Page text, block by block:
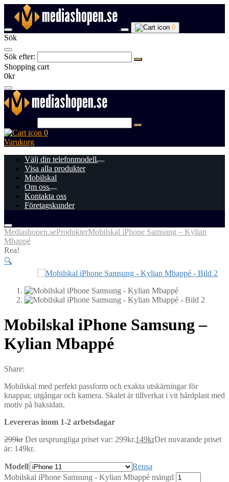
0
Sök
Sök efter:
Shopping cart
0kr
Sök efter:
0
Varukorg
Välj din telefonmodell
Visa alla produkter
Mobilskal
Om oss
Kontakta oss
Företagskunder
Mediashopen.seProdukterMobilskal iPhone Samsung – Kylian
Mbappé
Rea!
🔍
Mobilskal iPhone Samsung –
Kylian Mbappé
Share:
Mobilskal med perfekt passform och exakta utskärningar för
knappar, utgångar och kamera. Skalet är tillverkat i vit hårdplast med
motiv på baksidan.
Levereras inom 1-2 arbetsdagar
299kr Det ursprungliga priset var: 299kr.149krDet nuvarande priset
är: 149kr.
Modell
Rensa
Mobilskal iPhone Samsung - Kylian Mbappé mängd